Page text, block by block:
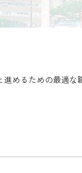
めるための最適な